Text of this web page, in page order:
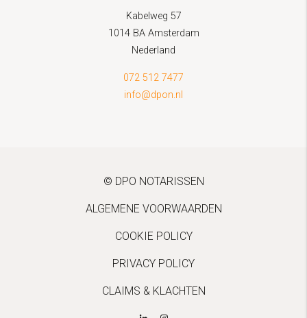
Kabelweg 57
1014 BA Amsterdam
Nederland
072 512 7477
info@dpon.nl
© DPO NOTARISSEN
ALGEMENE VOORWAARDEN
COOKIE POLICY
PRIVACY POLICY
CLAIMS & KLACHTEN